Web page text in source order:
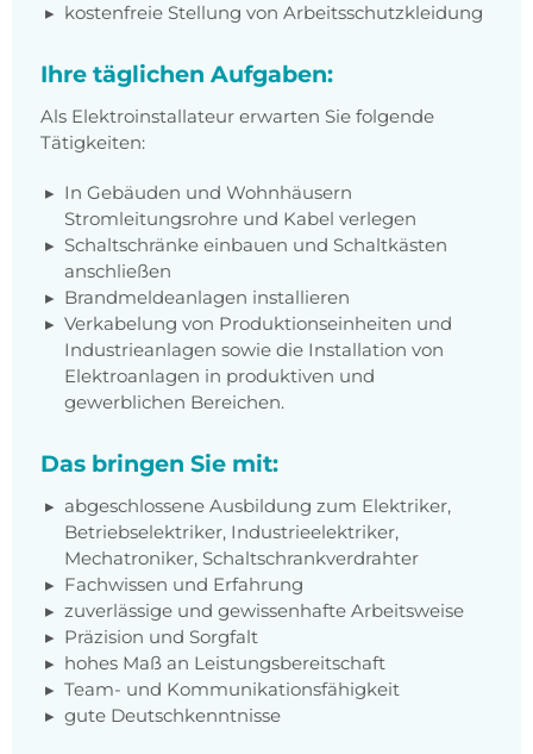
kostenfreie Stellung von Arbeitsschutzkleidung
Ihre täglichen Aufgaben:
Als Elektroinstallateur erwarten Sie folgende
Tätigkeiten:
In Gebäuden und Wohnhäusern
Stromleitungsrohre und Kabel verlegen
Schaltschränke einbauen und Schaltkästen
anschließen
Brandmeldeanlagen installieren
Verkabelung von Produktionseinheiten und
Industrieanlagen sowie die Installation von
Elektroanlagen in produktiven und
gewerblichen Bereichen.
Das bringen Sie mit:
abgeschlossene Ausbildung zum Elektriker,
Betriebselektriker, Industrieelektriker,
Mechatroniker, Schaltschrankverdrahter
Fachwissen und Erfahrung
zuverlässige und gewissenhafte Arbeitsweise
Präzision und Sorgfalt
hohes Maß an Leistungsbereitschaft
Team- und Kommunikationsfähigkeit
gute Deutschkenntnisse